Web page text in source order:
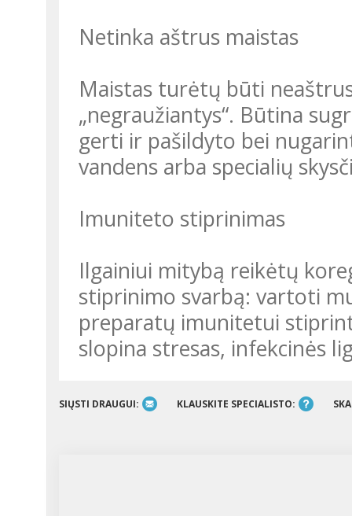
Netinka aštrus maistas
Maistas turėtų būti
„negraužiantys“. Būtina
gerti ir pašildyto bei
vandens arba specialių
Imuniteto stiprinimas
Ilgainiui mitybą reikėtų
stiprinimo svarbą: vartoti
preparatų imunitetui
slopina stresas, infekcinės
SIŲSTI DRAUGUI: KLAUSKITE SPECIALISTO: